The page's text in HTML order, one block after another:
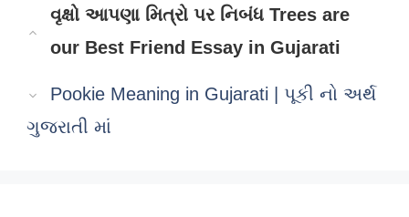
વૃક્ષો આપણા મિત્રો પર નિબંધ Trees are
our Best Friend Essay in Gujarati
Pookie Meaning in Gujarati | પૂકી નો અર્થ
ગુજરાતી માં